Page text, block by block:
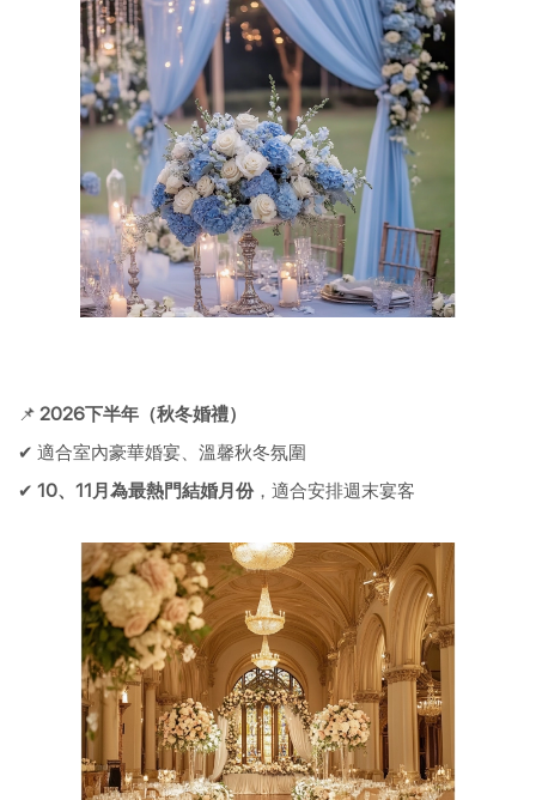
📌 2026下半年（秋冬婚禮）
✔ 適合室內豪華婚宴、溫馨秋冬氛圍
✔ 10、11月為最熱門結婚月份，適合安排週末宴客